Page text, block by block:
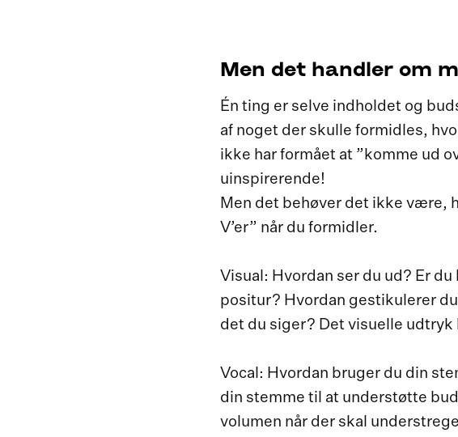
Men det handler om
Én ting er selve indholdet og
af noget der skulle formidles,
ikke har formået at ”komme ud
uinspirerende!
Men det behøver det ikke være,
V’er” når du formidler.
Visual: Hvordan ser du ud? Er
positur? Hvordan gestikulerer
det du siger? Det visuelle udtryk
Vocal: Hvordan bruger du din
din stemme til at understøtte
volumen når der skal